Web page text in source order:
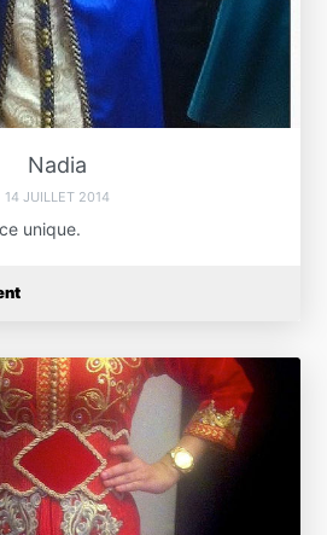
Nadia
14 JUILLET 2014
unique.